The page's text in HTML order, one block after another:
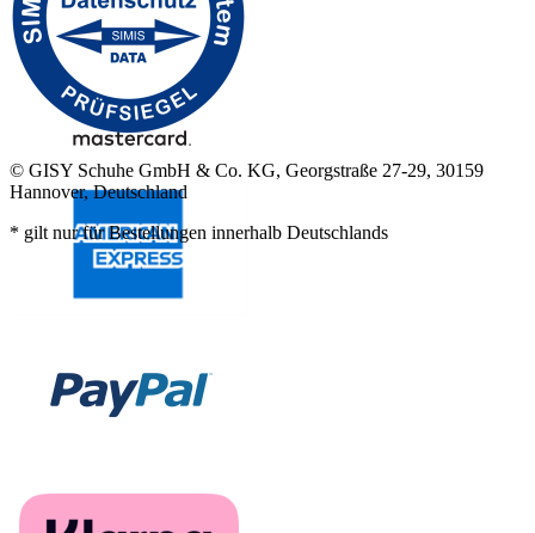
© GISY Schuhe GmbH & Co. KG, Georgstraße 27-29, 30159
Hannover, Deutschland
* gilt nur für Bestellungen innerhalb Deutschlands